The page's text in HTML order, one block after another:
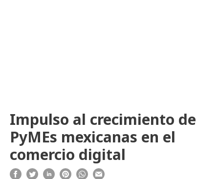
Impulso al crecimiento de
PyMEs mexicanas en el
comercio digital